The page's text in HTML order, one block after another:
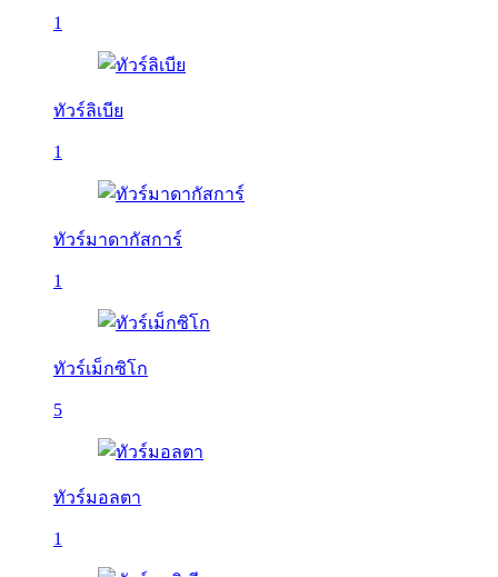
1
ทัวร์ลิเบีย
1
ทัวร์มาดากัสการ์
1
ทัวร์เม็กซิโก
5
ทัวร์มอลตา
1